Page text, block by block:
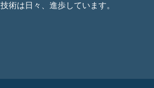
術は日々、進歩しています。